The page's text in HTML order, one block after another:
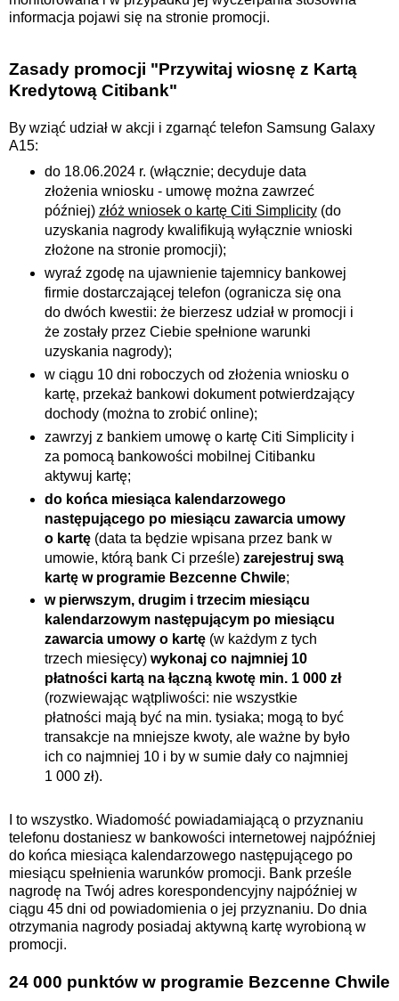
informacja pojawi się na stronie promocji.
Zasady promocji "Przywitaj wiosnę z Kartą
Kredytową Citibank"
By wziąć udział w akcji i zgarnąć telefon Samsung Galaxy
A15:
do 18.06.2024 r. (włącznie; decyduje data
złożenia wniosku - umowę można zawrzeć
później) złóż wniosek o kartę Citi Simplicity(do
uzyskania nagrody kwalifikują wyłącznie wnioski
złożone na stronie promocji);
wyraź zgodę na ujawnienie tajemnicy bankowej
firmie dostarczającej telefon (ogranicza się ona
do dwóch kwestii: że bierzesz udział w promocji i
że zostały przez Ciebie spełnione warunki
uzyskania nagrody);
w ciągu 10 dni roboczych od złożenia wniosku o
kartę, przekaż bankowi dokument potwierdzający
dochody (można to zrobić online);
zawrzyj z bankiem umowę o kartę Citi Simplicity i
za pomocą bankowości mobilnej Citibanku
aktywuj kartę;
do końca miesiąca kalendarzowego
następującego po miesiącu zawarcia umowy
o kartę(data ta będzie wpisana przez bank w
umowie, którą bank Ci prześle) zarejestruj swą
kartę w programie Bezcenne Chwile;
w pierwszym, drugim i trzecim miesiącu
kalendarzowym następującym po miesiącu
zawarcia umowy o kartę(w każdym z tych
trzech miesięcy) wykonaj co najmniej 10
płatności kartą na łączną kwotę min. 1 000 zł
(rozwiewając wątpliwości: nie wszystkie
płatności mają być na min. tysiaka; mogą to być
transakcje na mniejsze kwoty, ale ważne by było
ich co najmniej 10 i by w sumie dały co najmniej
1 000 zł).
I to wszystko. Wiadomość powiadamiającą o przyznaniu
telefonu dostaniesz w bankowości internetowej najpóźniej
do końca miesiąca kalendarzowego następującego po
miesiącu spełnienia warunków promocji. Bank prześle
nagrodę na Twój adres korespondencyjny najpóźniej w
ciągu 45 dni od powiadomienia o jej przyznaniu. Do dnia
otrzymania nagrody posiadaj aktywną kartę wyrobioną w
promocji.
24 000 punktów w programie Bezcenne Chwile